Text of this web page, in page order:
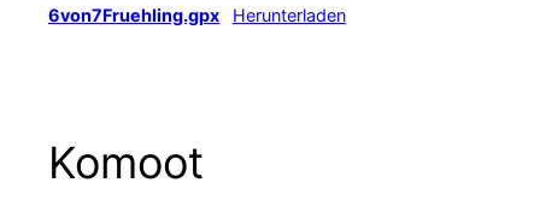
6von7Fruehling.gpx Herunterladen
Komoot